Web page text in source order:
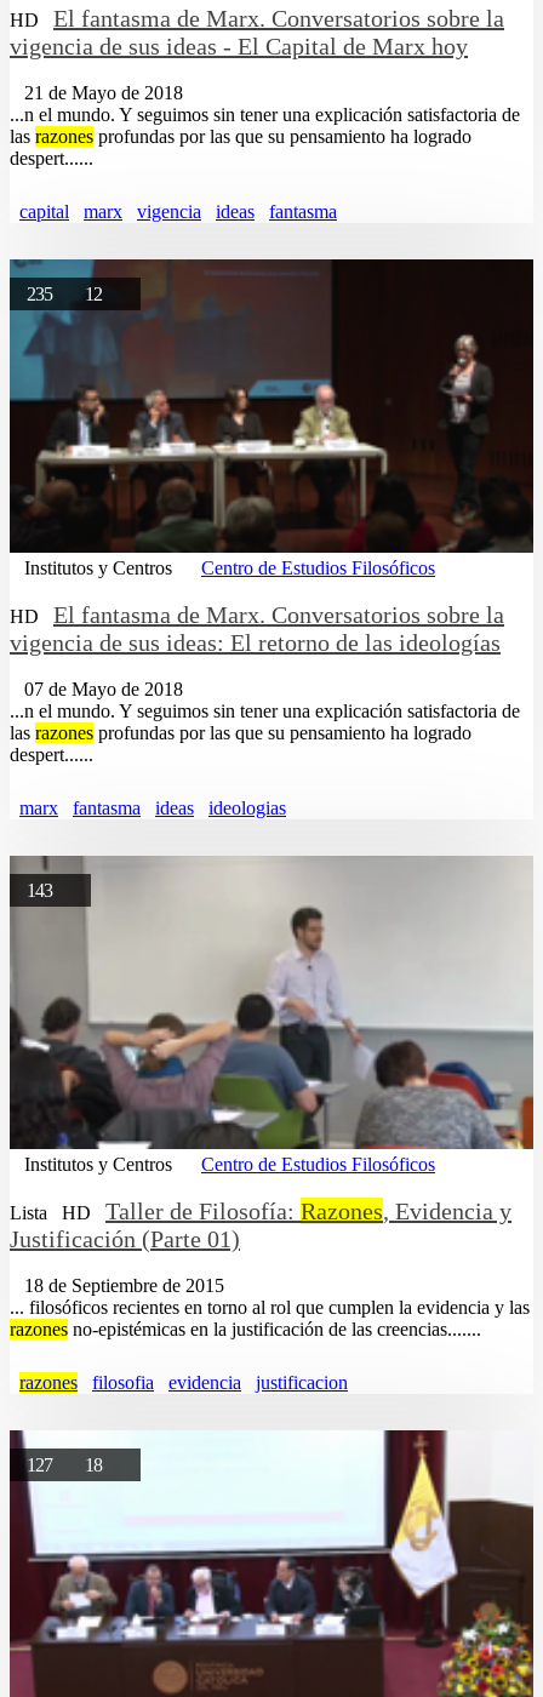
HD
El fantasma de Marx. Conversatorios sobre la
vigencia de sus ideas - El Capital de Marx hoy
21 de Mayo de 2018
...n el mundo. Y seguimos sin tener una explicación satisfactoria de
las razones profundas por las que su pensamiento ha logrado
despert......
capital marx vigencia ideas fantasma
235 12
Institutos y Centros Centro de Estudios Filosóficos
HD
El fantasma de Marx. Conversatorios sobre la
vigencia de sus ideas: El retorno de las ideologías
07 de Mayo de 2018
...n el mundo. Y seguimos sin tener una explicación satisfactoria de
las razones profundas por las que su pensamiento ha logrado
despert......
marx fantasma ideas ideologias
143
Institutos y Centros Centro de Estudios Filosóficos
Lista HD Taller de Filosofía: Razones, Evidencia y
Justificación (Parte 01)
18 de Septiembre de 2015
... filosóficos recientes en torno al rol que cumplen la evidencia y las
razones no-epistémicas en la justificación de las creencias.......
razones filosofia evidencia justificacion
127 18